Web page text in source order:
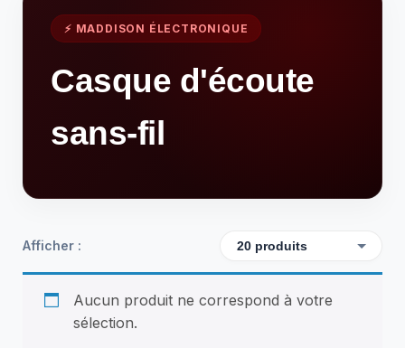
⚡ MADDISON ÉLECTRONIQUE
Casque d'écoute
sans-fil
Afficher :
Aucun produit ne correspond à votre
sélection.